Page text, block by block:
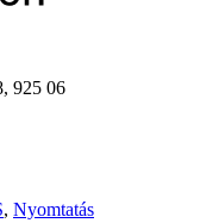
925 06
, Nyomtatás